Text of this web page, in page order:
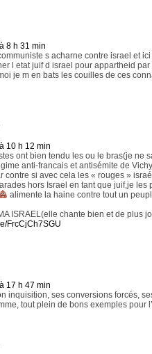
8 h 31 min
s acharne contre israel et
l etat juif d israel pour appartheid
je m en bats les couilles de ces
10 h 12 min
ont bien tendu les ou le bras(je ne
anti-francais et antisémite de
contre si avec cela les « rouges »
hors Israel en tant que juif,je les
alimente la haine contre tout un
ISRAEL(elle chante bien et de plus
FrcCjCh7SGU
17 h 47 min
inquisition, ses conversions forcés,
tout plein de bons exemples pour